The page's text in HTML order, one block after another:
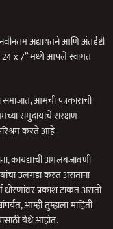
अद्यायतने आणि अंतर्दृष्टी
24 x 7” मध्ये आपले स्वागत
आमची पत्रकारांची
समुदायांचे संरक्षण
करते आहे
कायद्याची अंमलबजावणी
उलगडा करत असताना
धोरणांवर प्रकाश टाकत असतो
आम्ही तुम्हाला माहिती
येथे आहोत.